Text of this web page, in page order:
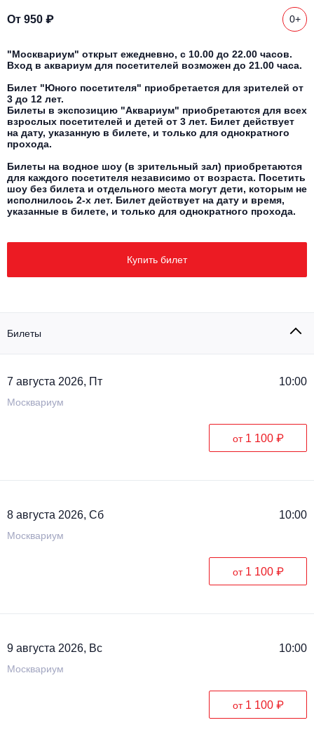
Круиз Фест
Open-air на ВДНХ
Джаз и блюз
Этно, фолк, кантри
Известные актёры
Комедия
Творческий вечер
Мюзикл, оперетта
Драма
Детский спектакль
Детское шоу
Детский мюзикл
Все события
От 950 ₽ 0+
"Москвариум" открыт ежедневно, с 10.00 до 22.00 часов.
Вход в аквариум для посетителей возможен до 21.00 часа.
Билет "Юного посетителя" приобретается для зрителей от
3 до 12 лет.
Билеты в экспозицию "Аквариум" приобретаются для всех
взрослых посетителей и детей от 3 лет. Билет действует
на дату, указанную в билете, и только для однократного
прохода.
Билеты на водное шоу (в зрительный зал) приобретаются
для каждого посетителя независимо от возраста. Посетить
шоу без билета и отдельного места могут дети, которым не
исполнилось 2-х лет. Билет действует на дату и время,
указанные в билете, и только для однократного прохода.
Купить билет
Билеты
7 августа 2026, Пт 10:00
Москвариум
от 1 100 ₽
8 августа 2026, Сб 10:00
Москвариум
от 1 100 ₽
9 августа 2026, Вс 10:00
Москвариум
от 1 100 ₽